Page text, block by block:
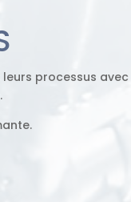
leurs processus